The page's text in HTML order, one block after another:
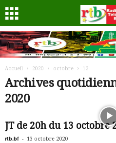
Accueil 2020 octobre 13
Archives
2020
JT de 20h du 13 octobre
rtb.bf - 13 octobre 2020